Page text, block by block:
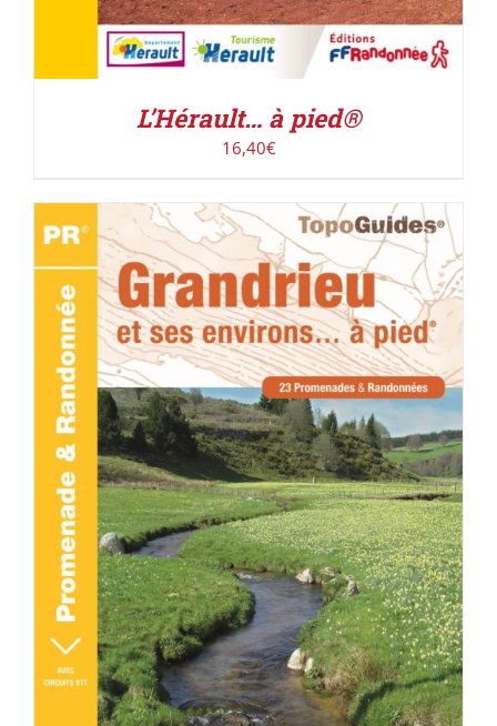
L’Hérault… à pied®
16,40€
ACHETER LE PRODUIT / DÉTAILS